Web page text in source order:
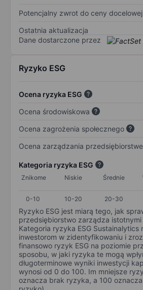
Potencjalny zwrot do ceny
Ostatnia aktualizacja
Dane dostarczone przez
Ryzyko ESG
Ocena ryzyka ESG
Ocena środowiskowa
Ocena zagrożenia społecznego
Ocena zarządzania
Kategoria ryzyka ESG
Znikome Niskie Średnie
0-10
10-20 20-30
Ryzyko ESG jest miarą tego, jak
przedsiębiorstwo zarządza istotnymi
Kategoria ryzyka ESG Sustainalytics
inwestorom w zidentyfikowaniu i
finansowo ryzyk ESG na poziomie
sposobu, w jaki ryzyka te mogą
długoterminowe wyniki inwestycji
wynosi od 0 do 100. Im mniejsze
oznacza brak ryzyka, a 100